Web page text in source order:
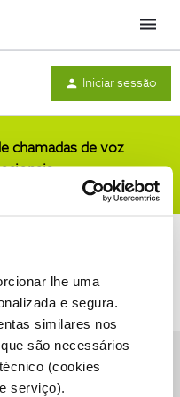
lhe uma
e segura.
similares nos
são necessários
(cookies
serviço).
Menu
Iniciar sessão
chamadas de voz
Accessibility statement